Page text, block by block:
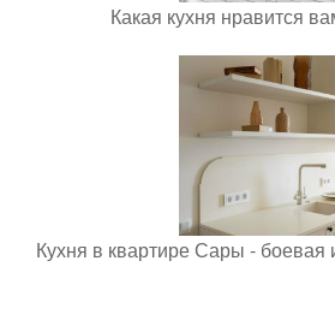
Какая кухня нравится
Кухня в квартире Сары - боевая